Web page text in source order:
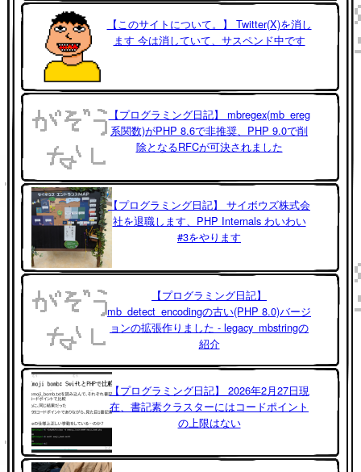
【このサイトについて。】 Twitter(X)を消し
ます 今は消していて、サスペンド中です
【プログラミング日記】 mbregex(mb_ereg
系関数)がPHP 8.6で非推奨、PHP 9.0で削
除となるRFCが可決されました
【プログラミング日記】 サイボウズ株式会
社を退職します、PHP Internals わいわい
#3をやります
【プログラミング日記】
mb_detect_encodingの古い(PHP 8.0)バージ
ョンの拡張作りました - legacy_mbstringの
紹介
【プログラミング日記】 2026年2月27日現
在、書記素クラスターにはコードポイント
の上限はない